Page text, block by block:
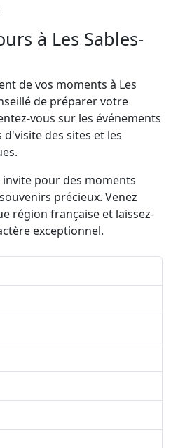
à Les Sables-
de vos moments à Les
de préparer votre
vous sur les événements
des sites et les
invite pour des moments
précieux. Venez
région française et laissez-
exceptionnel.